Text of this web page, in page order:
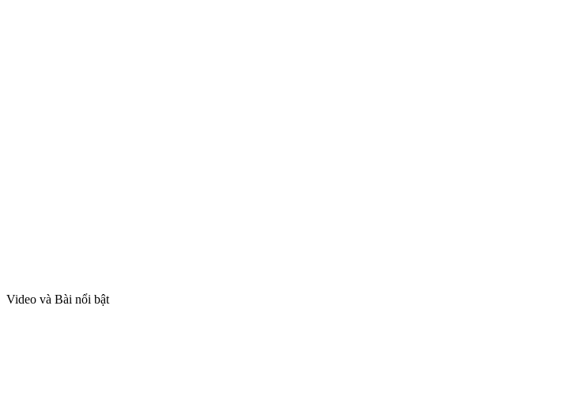
Video và Bài nổi bật